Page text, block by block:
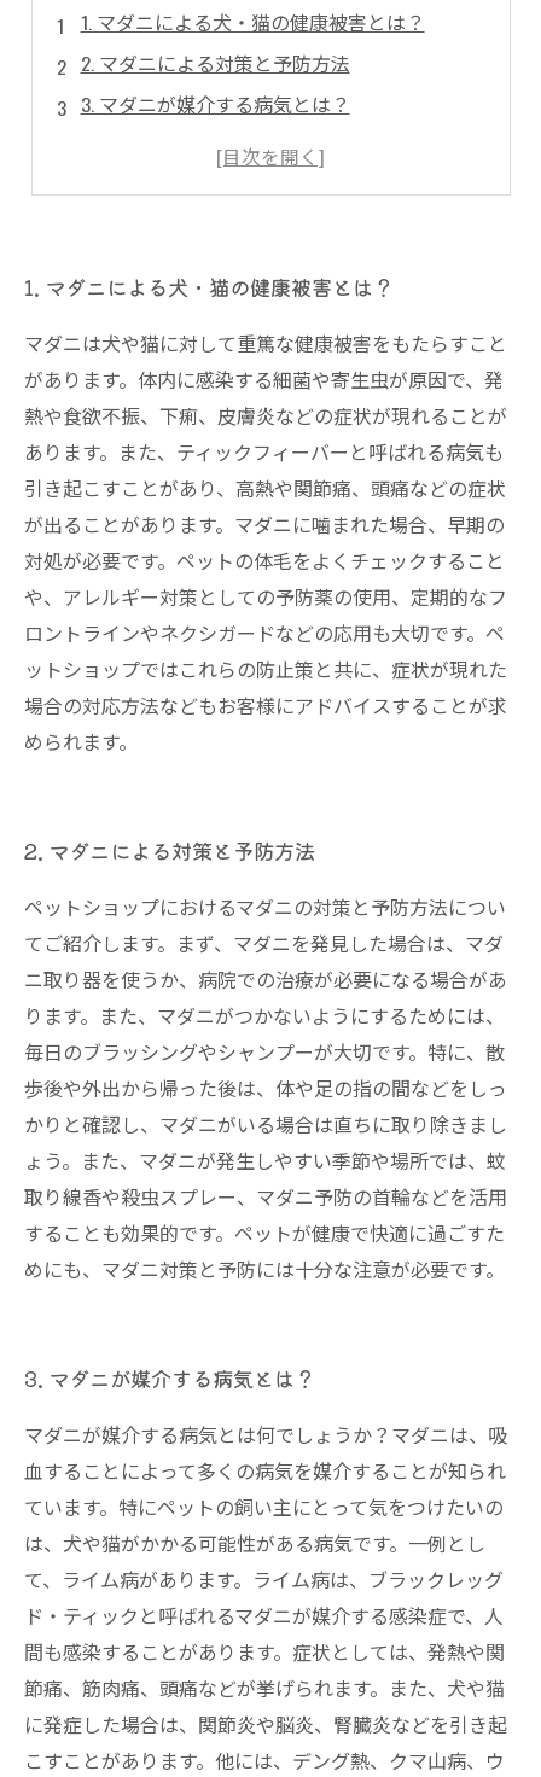
1. マダニによる犬・猫の健康被害とは？
2. マダニによる対策と予防方法
3. マダニが媒介する病気とは？
4. 犬・猫の健康を守るためのマダニ対策グッズ
1. マダニによる犬・猫の健康被害とは？
マダニは犬や猫に対して重篤な健康被害をもたらすこと
があります。体内に感染する細菌や寄生虫が原因で、発
熱や食欲不振、下痢、皮膚炎などの症状が現れることが
あります。また、ティックフィーバーと呼ばれる病気も
引き起こすことがあり、高熱や関節痛、頭痛などの症状
が出ることがあります。マダニに噛まれた場合、早期の
対処が必要です。ペットの体毛をよくチェックすること
や、アレルギー対策としての予防薬の使用、定期的なフ
ロントラインやネクシガードなどの応用も大切です。ペ
ットショップではこれらの防止策と共に、症状が現れた
場合の対応方法などもお客様にアドバイスすることが求
められます。
2. マダニによる対策と予防方法
ペットショップにおけるマダニの対策と予防方法につい
てご紹介します。まず、マダニを発見した場合は、マダ
ニ取り器を使うか、病院での治療が必要になる場合があ
ります。また、マダニがつかないようにするためには、
毎日のブラッシングやシャンプーが大切です。特に、散
歩後や外出から帰った後は、体や足の指の間などをしっ
かりと確認し、マダニがいる場合は直ちに取り除きまし
ょう。また、マダニが発生しやすい季節や場所では、蚊
取り線香や殺虫スプレー、マダニ予防の首輪などを活用
することも効果的です。ペットが健康で快適に過ごすた
めにも、マダニ対策と予防には十分な注意が必要です。
3. マダニが媒介する病気とは？
マダニが媒介する病気とは何でしょうか？マダニは、吸
血することによって多くの病気を媒介することが知られ
ています。特にペットの飼い主にとって気をつけたいの
は、犬や猫がかかる可能性がある病気です。一例とし
て、ライム病があります。ライム病は、ブラックレッグ
ド・ティックと呼ばれるマダニが媒介する感染症で、人
間も感染することがあります。症状としては、発熱や関
節痛、筋肉痛、頭痛などが挙げられます。また、犬や猫
に発症した場合は、関節炎や脳炎、腎臓炎などを引き起
こすことがあります。他には、デング熱、クマ山病、ウ